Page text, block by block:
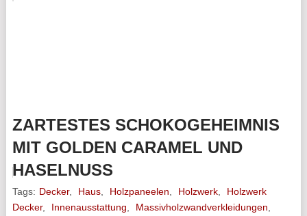
ZARTESTES SCHOKOGEHEIMNIS
MIT GOLDEN CARAMEL UND
HASELNUSS
Tags: Decker, Haus, Holzpaneelen Holzwerk,
Holzwerk
Decker, Innenausstattung Massivholzwandverkleidungen